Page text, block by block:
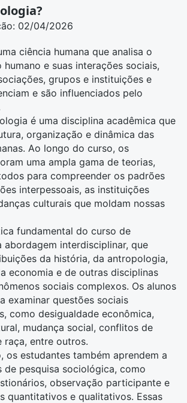
02/04/2026
ciência humana que analisa o
e suas interações sociais,
grupos e instituições e
e são influenciados pelo
é uma disciplina acadêmica que
organização e dinâmica das
Ao longo do curso, os
uma ampla gama de teorias,
para compreender os padrões
interpessoais, as instituições
culturais que moldam nossas
fundamental do curso de
abordagem interdisciplinar, que
da história, da antropologia,
economia e de outras disciplinas
sociais complexos. Os alunos
examinar questões sociais
como desigualdade econômica,
mudança social, conflitos de
raça, entre outros.
os estudantes também aprendem a
de pesquisa sociológica, como
observação participante e
quantitativos e qualitativos. Essas